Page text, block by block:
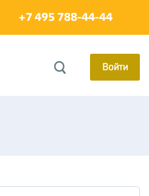
+7 495 788-44-44
Войти